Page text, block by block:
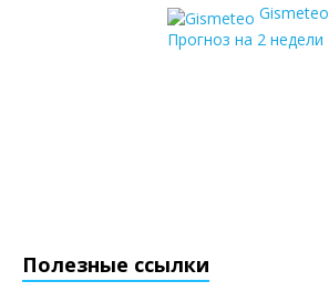
Gismeteo
Прогноз на 2 недели
Полезные ссылки